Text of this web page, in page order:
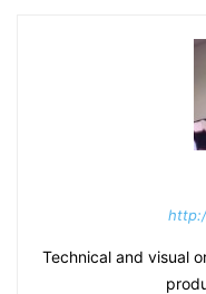
Technical and visual